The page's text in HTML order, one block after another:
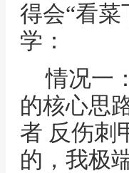
得会“看菜
学：
情况一
的核心思
者 反伤刺
的，我极